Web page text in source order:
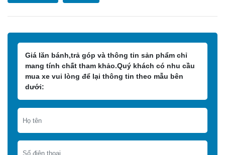
Giá lăn bánh,trả góp và thông tin sản phẩm chỉ
mang tính chất tham khảo.Quý khách có nhu cầu
mua xe vui lòng để lại thông tin theo mẫu bên
dưới: